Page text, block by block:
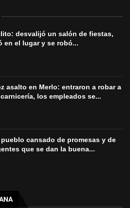
desvalijó un salón de fiestas,
en el lugar y se robó...
asalto en Merlo: entraron a robar a
los empleados se...
pueblo cansado de promesas y de
que se dan la buena...